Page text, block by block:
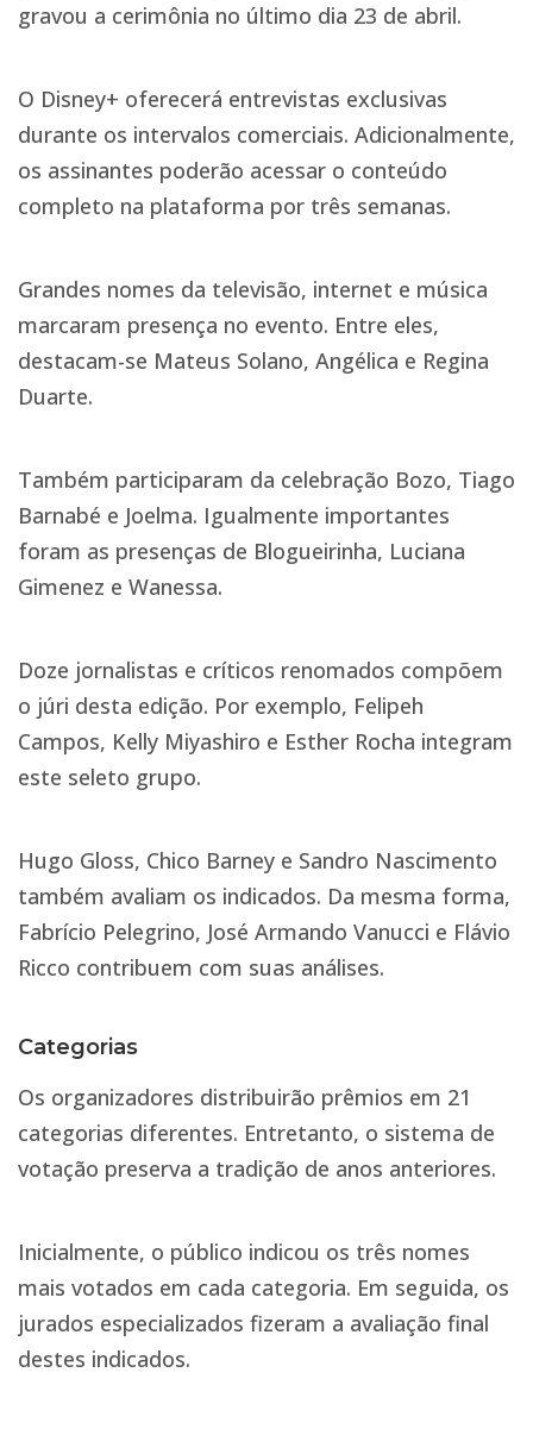
gravou a cerimônia no último dia 23 de abril.
O Disney+ oferecerá entrevistas exclusivas
durante os intervalos comerciais. Adicionalmente,
os assinantes poderão acessar o conteúdo
completo na plataforma por três semanas.
Grandes nomes da televisão, internet e música
marcaram presença no evento. Entre eles,
destacam-se Mateus Solano, Angélica e Regina
Duarte.
Também participaram da celebração Bozo, Tiago
Barnabé e Joelma. Igualmente importantes
foram as presenças de Blogueirinha, Luciana
Gimenez e Wanessa.
Doze jornalistas e críticos renomados compõem
o júri desta edição. Por exemplo, Felipeh
Campos, Kelly Miyashiro e Esther Rocha integram
este seleto grupo.
Hugo Gloss, Chico Barney e Sandro Nascimento
também avaliam os indicados. Da mesma forma,
Fabrício Pelegrino, José Armando Vanucci e Flávio
Ricco contribuem com suas análises.
Categorias
Os organizadores distribuirão prêmios em 21
categorias diferentes. Entretanto, o sistema de
votação preserva a tradição de anos anteriores.
Inicialmente, o público indicou os três nomes
mais votados em cada categoria. Em seguida, os
jurados especializados fizeram a avaliação final
destes indicados.